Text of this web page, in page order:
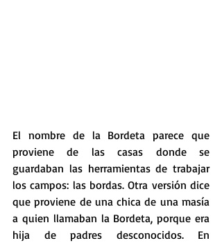
El nombre de la Bordeta parece que
proviene de las casas donde se
guardaban las herramientas de trabajar
los campos: las bordas. Otra versión dice
que proviene de una chica de una masía
a quien llamaban la Bordeta, porque era
hija de padres desconocidos. En